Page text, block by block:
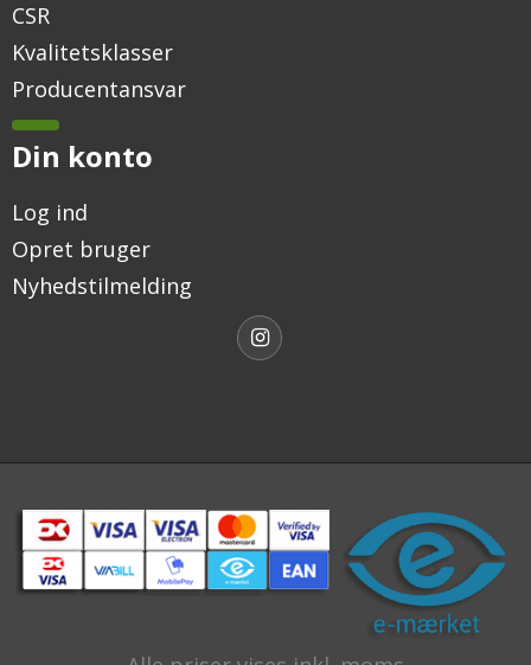
CSR
Kvalitetsklasser
Producentansvar
Din konto
Log ind
Opret bruger
Nyhedstilmelding